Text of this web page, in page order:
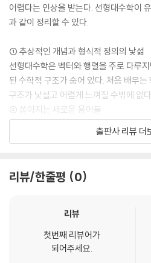
(2) 전기회로의 해석 : 마디해석법
(3) 화학방정식의 완성
CHAPTER 03 유클리드 벡터공간
3.1 벡터와 스칼라
(1) 벡터와 스칼라의 정의
(2) 벡터의 평행이동과 위치벡터
(3) 순서쌍과 유클리드 벡터공간
3.2 벡터 연산: 벡터 덧셈과 스칼라곱
(2) 벡터의 스칼라곱
(3) 벡터 연산에 대한 대수 법칙
(3) 표준단위벡터
(4) 두 벡터간의 거리
어렵다는 인상을 받는다. 선형대수학이
과 같이 정리할 수 있다.
① 추상적인 개념과 형식적 정의의 낯섦
선형대수학은 벡터와 행렬을 주로 다루
된 수학적 구조가 숨어 있다. 처음 배우
구조가 낯설고 어렵게 느껴질 수밖에 없
② 쏟아지는 새로운 용어들
선형대수학에서는 처음부터 다양한 정의
숙하지 않은 용어를 따라가다 보면 개념
미적분학에서는 수치 계산과 그래프 해석
지 않았던 개념들이 중심을 이루다 보니,
“이게 실제로 어디에 쓰이죠?” 많은 학
는 이론과 증명 위주로 진행되지만, 정작
출판사 리뷰 더
리뷰/한줄평 0
리뷰
첫번째 리뷰어가
되어주세요.